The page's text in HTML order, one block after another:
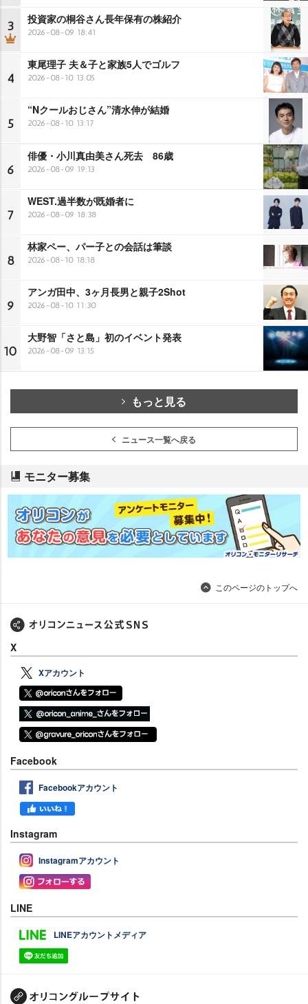
3 投資家の桐谷さん長年保有の株紹介
2026-08-09 18:41
4
東尾理子 夫＆子と家族5人でゴルフ
2026-08-10 13:05
5
“Nクールおじさん”清水伸が結婚
2026-08-10 13:17
6
俳優・小川真由美さん死去 86歳
2026-08-09 19:13
7
WEST.過半数が既婚者に
2026-08-09 18:38
8
林家ペー、パー子との会話は筆談
2026-08-10 18:18
9
アンガ田中、3ヶ月長男と親子2Shot
2026-08-10 11:30
10
大野智「さと島」初のイベント発表
2026-08-09 13:15
もっと見る
ニュース一覧へ戻る
モニター募集
このページのトップへ
X
Xアカウント
Facebook
Facebookアカウント
Instagram
Instagramアカウント
LINE
LINEアカウントメディア